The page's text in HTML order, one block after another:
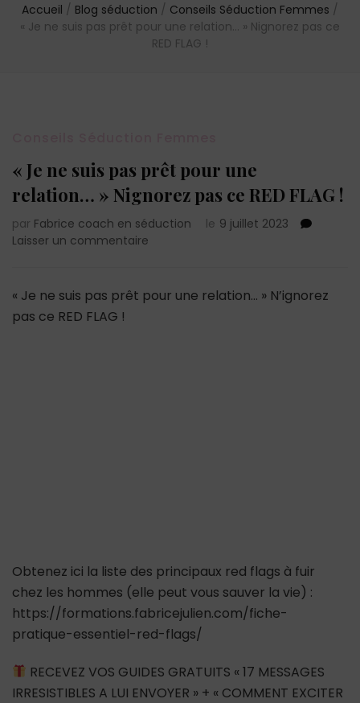
Accueil / Blog séduction / Conseils Séduction Femmes /
« Je ne suis pas prêt pour une relation… » Nignorez pas ce
RED FLAG !
« Je ne suis pas prêt pour une
relation… » Nignorez pas ce RED FLAG !
par Fabrice coach en séduction le 9 juillet 2023
Laisser un commentaire
suis
« Je ne suis pas prêt pour une relation… » N’ignorez
pas ce RED FLAG !
Obtenez ici la liste des principaux red flags à fuir
chez les hommes (elle peut vous sauver la vie) :
https://formations.fabricejulien.com/fiche-
pratique-essentiel-red-flags/
RECEVEZ VOS GUIDES GRATUITS « 17 MESSAGES
IRRESISTIBLES A LUI ENVOYER » + « COMMENT EXCITER